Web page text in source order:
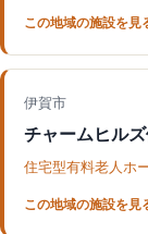
伊賀市
チャームヒル
住宅型有料老人ホ